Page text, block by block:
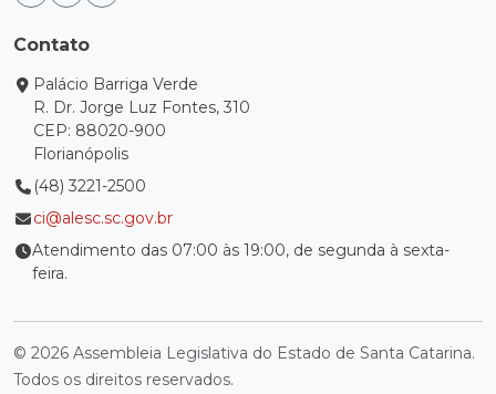
Contato
Palácio Barriga Verde
R. Dr. Jorge Luz Fontes, 310
CEP: 88020-900
Florianópolis
(48) 3221-2500
ci@alesc.sc.gov.br
Atendimento das 07:00 às 19:00, de segunda à sexta-
feira.
© 2026 Assembleia Legislativa do Estado de Santa Catarina.
Todos os direitos reservados.